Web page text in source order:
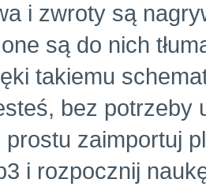
i zwroty są
są do nich
takiemu
bez potrzeby
zaimportuj
i rozpocznij